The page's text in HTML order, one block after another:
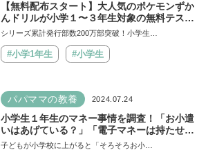
【無料配布スタート】大人気のポケモンずか
んドリルが小学１〜３年生対象の無料テスト
を実施！今年の夏休みは『夏のポケドリ総合
シリーズ累計発行部数200万部突破！小学生…
#小学1年生 #小学生
パパママの教養 2024.07.24
小学生１年生のマネー事情を調査！「お小遣
いはあげている？」「電子マネーは持たせて
いる？」450人のママパパの現状は？
子どもが小学校に上がると「そろそろお小…